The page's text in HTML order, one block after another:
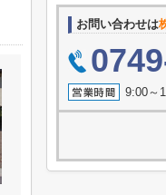
お問い合わせは
9:00～